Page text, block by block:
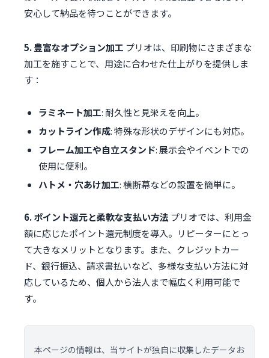
安心して納品を待つことができます。
5. 豊富なオプション加工 プリオは、印刷物にさまざまな
加工を施すことで、用途に合わせた仕上がりを提供しま
す：
ラミネート加工: 耐久性と見栄えを向上。
カットライン作成: 特殊な形状のデザインにも対応。
フレーム加工や自立スタンド: 展示会やイベントでの
使用に便利。
ハトメ・穴あけ加工: 横断幕などの設置を簡単に。
6. ポイント還元と柔軟な支払い方法 プリオでは、利用金
額に応じたポイント還元制度を導入。リピーターにとっ
て大きなメリットとなります。また、クレジットカー
ド、銀行振込、請求書払いなど、多様な支払い方法に対
応しているため、個人から法人まで幅広く利用可能で
す。
本ページの情報は、当サイトが独自に収集したデータお